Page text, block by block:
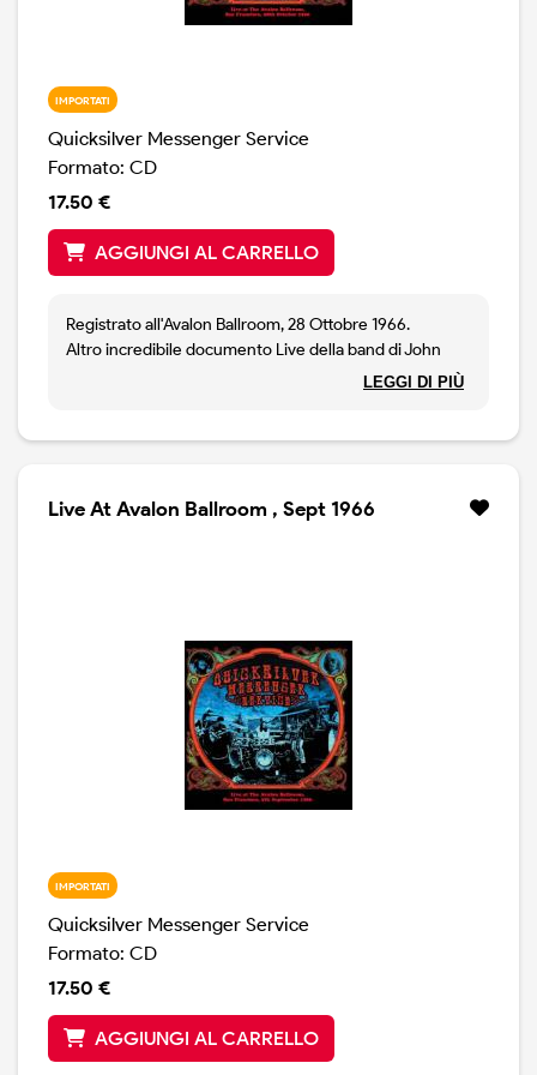
IMPORTATI
Quicksilver Messenger Service
Formato: CD
17.50 €
AGGIUNGI AL CARRELLO
Registrato all'Avalon Ballroom, 28 Ottobre 1966.
Altro incredibile documento Live della band di John
Cipollina, due anni prima dell'esordio. Tra blues,LEGGI DI PIÙ
Live At Avalon Ballroom , Sept 1966
IMPORTATI
Quicksilver Messenger Service
Formato: CD
17.50 €
AGGIUNGI AL CARRELLO